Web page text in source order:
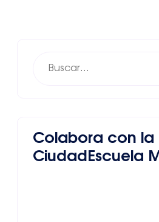
Colabora con la
CiudadEscuela